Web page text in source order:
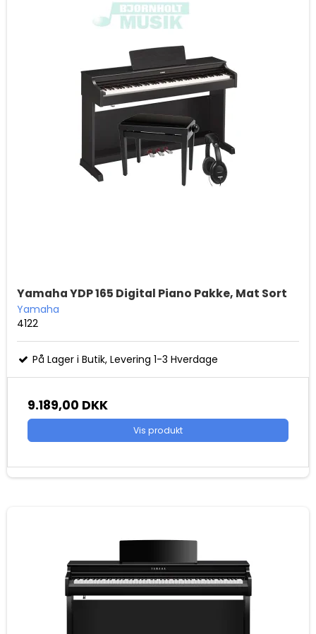
Yamaha YDP 165 Digital Piano Pakke, Mat Sort
Yamaha
4122
På Lager i Butik, Levering 1-3 Hverdage
9.189,00 DKK
Vis produkt